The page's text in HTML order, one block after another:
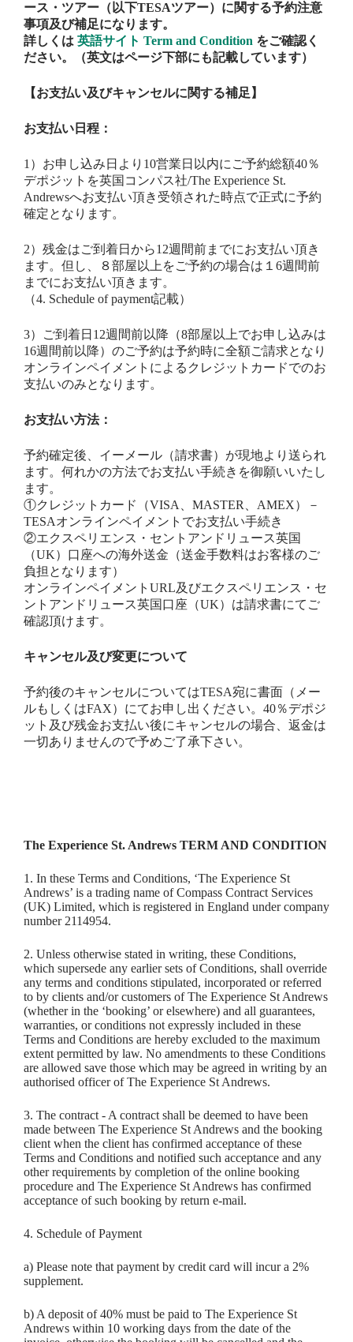
ース・ツアー（以下TESAツアー）に関する予約注意
事項及び補足になります。
詳しくは 英語サイト Term and Condition をご確認く
ださい。（英文はページ下部にも記載しています）
【お支払い及びキャンセルに関する補足】
お支払い日程：
1）お申し込み日より10営業日以内にご予約総額40％
デポジットを英国コンパス社/The Experience St.
Andrewsへお支払い頂き受領された時点で正式に予約
確定となります。
2）残金はご到着日から12週間前までにお支払い頂き
ます。但し、８部屋以上をご予約の場合は１6週間前
までにお支払い頂きます。
（4. Schedule of payment記載）
3）ご到着日12週間前以降（8部屋以上でお申し込みは
16週間前以降）のご予約は予約時に全額ご請求となり
オンラインペイメントによるクレジットカードでのお
支払いのみとなります。
お支払い方法：
予約確定後、イーメール（請求書）が現地より送られ
ます。何れかの方法でお支払い手続きを御願いいたし
ます。
①クレジットカード（VISA、MASTER、AMEX）－
TESAオンラインペイメントでお支払い手続き
②エクスペリエンス・セントアンドリュース英国
（UK）口座への海外送金（送金手数料はお客様のご
負担となります）
オンラインペイメントURL及びエクスペリエンス・セ
ントアンドリュース英国口座（UK）は請求書にてご
確認頂けます。
キャンセル及び変更について
予約後のキャンセルについてはTESA宛に書面（メー
ルもしくはFAX）にてお申し出ください。40％デポジ
ット及び残金お支払い後にキャンセルの場合、返金は
一切ありませんので予めご了承下さい。
The Experience St. Andrews TERM AND CONDITION
1. In these Terms and Conditions, ‘The Experience St
Andrews’ is a trading name of Compass Contract Services
(UK) Limited, which is registered in England under company
number 2114954.
2. Unless otherwise stated in writing, these Conditions,
which supersede any earlier sets of Conditions, shall override
any terms and conditions stipulated, incorporated or referred
to by clients and/or customers of The Experience St Andrews
(whether in the ‘booking’ or elsewhere) and all guarantees,
warranties, or conditions not expressly included in these
Terms and Conditions are hereby excluded to the maximum
extent permitted by law. No amendments to these Conditions
are allowed save those which may be agreed in writing by an
authorised officer of The Experience St Andrews.
3. The contract - A contract shall be deemed to have been
made between The Experience St Andrews and the booking
client when the client has confirmed acceptance of these
Terms and Conditions and notified such acceptance and any
other requirements by completion of the online booking
procedure and The Experience St Andrews has confirmed
acceptance of such booking by return e-mail.
4. Schedule of Payment
a) Please note that payment by credit card will incur a 2%
supplement.
b) A deposit of 40% must be paid to The Experience St
Andrews within 10 working days from the date of the